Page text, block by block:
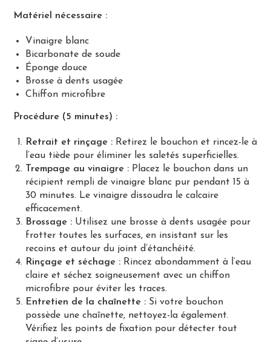
Matériel nécessaire :
Vinaigre blanc
Bicarbonate de soude
Éponge douce
Brosse à dents usagée
Chiffon microfibre
Procédure (5 minutes) :
Retrait et rinçage : Retirez le bouchon et rincez-le à
l’eau tiède pour éliminer les saletés superficielles.
Trempage au vinaigre : Placez le bouchon dans un
récipient rempli de vinaigre blanc pur pendant 15 à
30 minutes. Le vinaigre dissoudra le calcaire
efficacement.
Brossage : Utilisez une brosse à dents usagée pour
frotter toutes les surfaces, en insistant sur les
recoins et autour du joint d’étanchéité.
Rinçage et séchage : Rincez abondamment à l’eau
claire et séchez soigneusement avec un chiffon
microfibre pour éviter les traces.
Entretien de la chaînette : Si votre bouchon
possède une chaînette, nettoyez-la également.
Vérifiez les points de fixation pour détecter tout